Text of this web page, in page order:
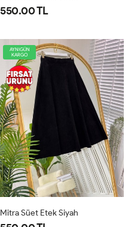
550.00 TL
AYNIGÜN
KARGO
Mitra Süet Etek Siyah